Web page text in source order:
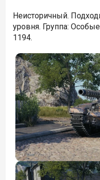
Неисторичный.
уровня. Группа:
1194.